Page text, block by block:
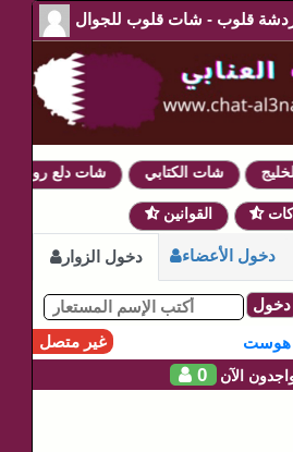
قلوب - شات قلوب للجوال
شات دلع روحي شات الكتابي
القوانين
دخول الزوار دخول الأعضاء
دخول
غير متصل
هوست
0 الآن